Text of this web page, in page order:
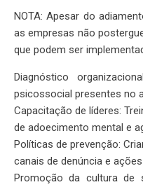
NOTA: Apesar do
as empresas não
que podem ser
Diagnóstico
psicossocial presentes no
Capacitação de líderes:
de adoecimento mental e
Políticas de prevenção:
canais de denúncia e
Promoção da cultura de